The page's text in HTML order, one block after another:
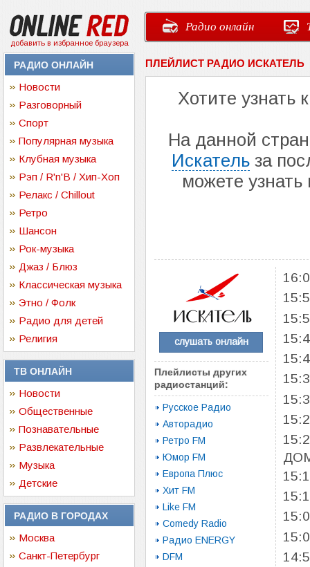
добавить в избранное браузера
Радио онлайн
РАДИО ОНЛАЙН
Новости
Разговорный
Спорт
Популярная музыка
Клубная музыка
Рэп / R'n'B / Хип-Хоп
Релакс / Chillout
Ретро
Шансон
Рок-музыка
Джаз / Блюз
Классическая музыка
Этно / Фолк
Радио для детей
Религия
ТВ ОНЛАЙН
Новости
Общественные
Познавательные
Развлекательные
Музыка
Детские
РАДИО В ГОРОДАХ
Москва
Санкт-Петербург
ПЛЕЙЛИСТ РАДИО ИСКАТЕЛЬ
Хотите узнать
На данной
Искательза
можете
слушать онлайн
Плейлисты других
радиостанций:
Русское Радио
Авторадио
Ретро FM
Юмор FM
Европа Плюс
Хит FM
Like FM
Comedy Radio
Радио ENERGY
DFM